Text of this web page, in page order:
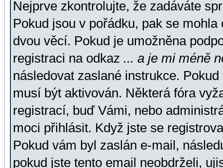
Nejprve zkontrolujte, že zadáváte
Pokud jsou v pořádku, pak se
dvou věcí. Pokud je umožněna
registraci na odkaz ... a je mi méně
následovat zaslané instrukce.
musí být aktivován. Některá fóra
registrací, buď Vámi, nebo
moci přihlásit. Když jste se
Pokud vám byl zaslán e-mail,
pokud jste tento email neobdrželi,